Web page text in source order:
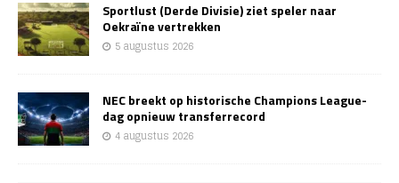
Sportlust (Derde Divisie) ziet speler naar
Oekraïne vertrekken
5 augustus 2026
NEC breekt op historische Champions League-
dag opnieuw transferrecord
4 augustus 2026